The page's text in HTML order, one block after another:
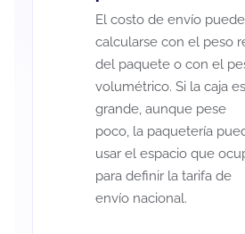
El costo de envío puede
calcularse con el peso
del paquete o con el
volumétrico. Si la caja es
grande, aunque pese
poco, la paquetería
usar el espacio que
para definir la tarifa de
envío nacional.